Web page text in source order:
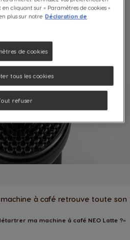
à café retrouve toute son
ma machine à café NEO Latte ?»
cliquant sur « Paramètres de cookies »
plus sur notre Déclaration de
de cookies
refuser
tous les cookies